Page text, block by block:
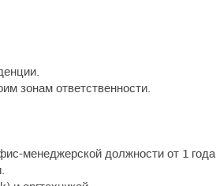
зонам ответственности.
менеджерской должности от 1 года.